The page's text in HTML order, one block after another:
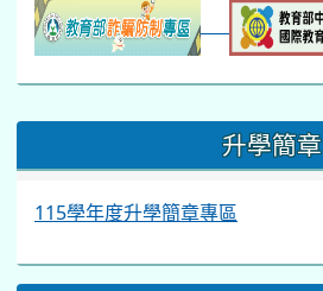
::: 升學簡章
115學年度升學簡章專區